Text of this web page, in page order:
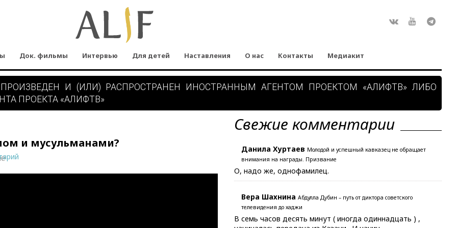
Док. фильмы Интервью Для детей Наставления О нас Контакты Медиакит
И (ИЛИ) РАСПРОСТРАНЕН ИНОСТРАННЫМ АГЕНТОМ ПРОЕКТОМ «АЛИФТВ» ЛИБО
ПРОЕКТА «АЛИФТВ»
и мусульманами?
Свежие комментарии
Данила Хуртаев Молодой и успешный кавказец не обращает
внимания на награды. Призвание
О, надо же, однофамилец.
Вера Шахнина Абдулла Дубин – путь от диктора советского
телевидения до хаджи
В семь часов десять минут ( иногда одиннадцать ) ,